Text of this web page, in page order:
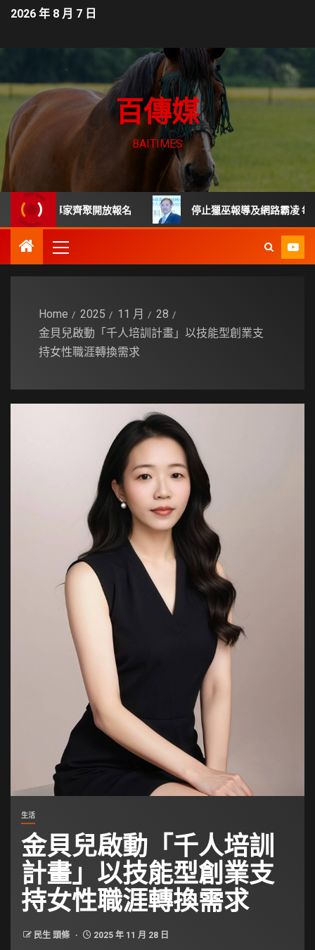
2026 年 8 月 7 日
百傳媒
BAITIMES
尖專家齊聚開放報名 停止獵巫報導及網路霸凌 每起詐騙
Home 2025 11 月
28
金貝兒啟動「千人培訓計畫」以技能型創業支
持女性職涯轉換需求
生活
金貝兒啟動「千人培訓
計畫」以技能型創業支
持女性職涯轉換需求
民生 頭條 2025 年 11 月 28 日